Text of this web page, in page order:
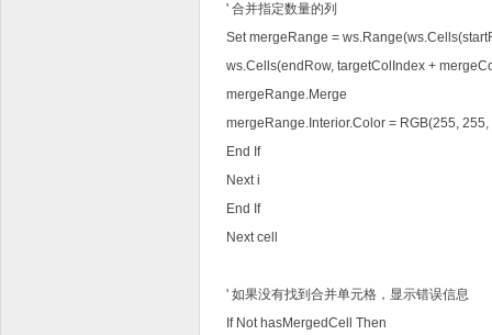
' 合并指定数量的列
Set mergeRange =
ws.Cells(endRow, targetColIndex +
mergeRange.Merge
mergeRange.Interior.Color = RGB(255,
End If
Next i
End If
Next cell
' 如果没有找到合并单元格，显示错误信息
If Not hasMergedCell Then